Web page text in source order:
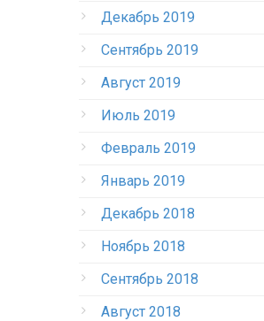
Декабрь 2019
Сентябрь 2019
Август 2019
Июль 2019
Февраль 2019
Январь 2019
Декабрь 2018
Ноябрь 2018
Сентябрь 2018
Август 2018